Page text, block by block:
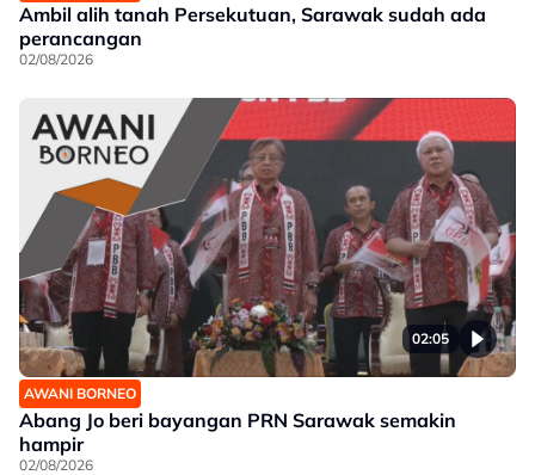
Ambil alih tanah Persekutuan, Sarawak sudah ada
perancangan
02/08/2026
02:05
AWANI BORNEO
Abang Jo beri bayangan PRN Sarawak semakin
hampir
02/08/2026